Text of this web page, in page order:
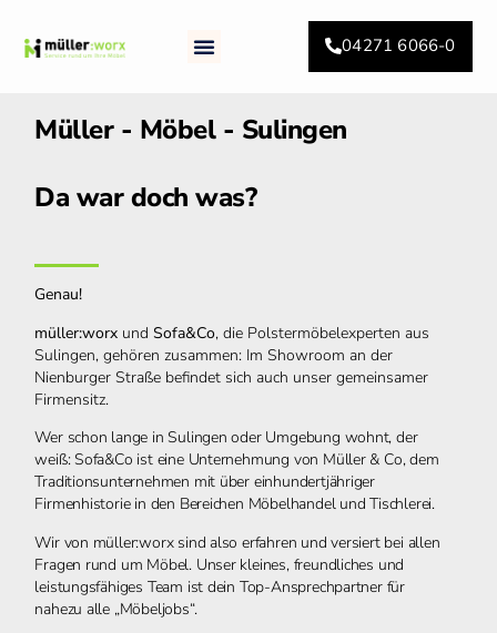
04271 6066-0
Müller - Möbel - Sulingen
Da war doch was?
Genau!
müller:worx undSofa&Co, die Polstermöbelexperten aus
Sulingen, gehören zusammen: Im Showroom an der
Nienburger Straße befindet sich auch unser gemeinsamer
Firmensitz.
Wer schon lange in Sulingen oder Umgebung wohnt, der
weiß: Sofa&Co ist eine Unternehmung von Müller & Co, dem
Traditionsunternehmen mit über einhundertjähriger
Firmenhistorie in den Bereichen Möbelhandel und Tischlerei.
Wir von müller:worx sind also erfahren und versiert bei allen
Fragen rund um Möbel. Unser kleines, freundliches und
leistungsfähiges Team ist dein Top-Ansprechpartner für
nahezu alle „Möbeljobs“.